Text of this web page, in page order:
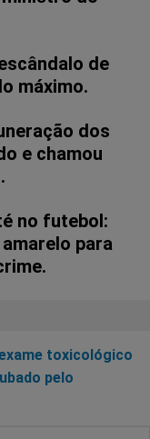
de
máximo.
dos
e chamou
no futebol:
para
toxicológico
pelo